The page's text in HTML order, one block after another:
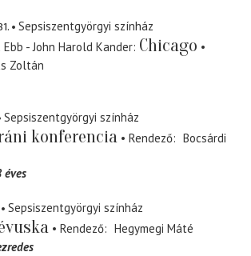
Sepsiszentgyörgyi színház
Ebb - John Harold Kander Chicago
Zoltán
Sepsiszentgyörgyi színház
konferencia Rendező
Bocsárdi
éves
Sepsiszentgyörgyi színház
Rendező
Hegymegi Máté